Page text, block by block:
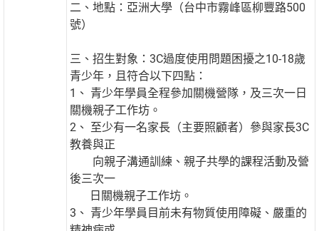
二、地點：亞洲大學（台中市霧峰區柳豐路500
號）
三、招生對象：3C過度使用問題困擾之10-18歲
青少年，且符合以下四點：
1、 青少年學員全程參加關機營隊，及三次一日
關機親子工作坊。
2、 至少有一名家長（主要照顧者）參與家長3C
教養與正
向親子溝通訓練、親子共學的課程活動及營
後三次一
日關機親子工作坊。
3、 青少年學員目前未有物質使用障礙、嚴重的